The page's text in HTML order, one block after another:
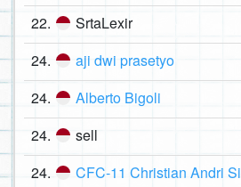
22. SrtaLexir
24. aji dwi prasetyo
24. Alberto Bigoli
24. sell
24. CFC-11 Christian Andri Si